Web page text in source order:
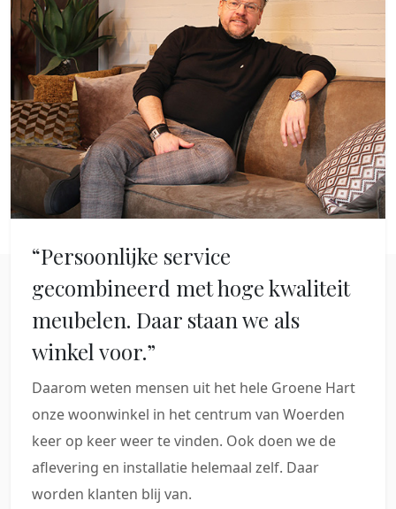
“Persoonlijke service
gecombineerd met hoge kwaliteit
meubelen. Daar staan we als
winkel voor.”
Daarom weten mensen uit het hele Groene Hart
onze woonwinkel in het centrum van Woerden
keer op keer weer te vinden. Ook doen we de
aflevering en installatie helemaal zelf. Daar
worden klanten blij van.